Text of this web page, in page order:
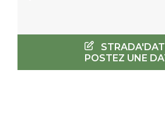
POSTEZ UNE